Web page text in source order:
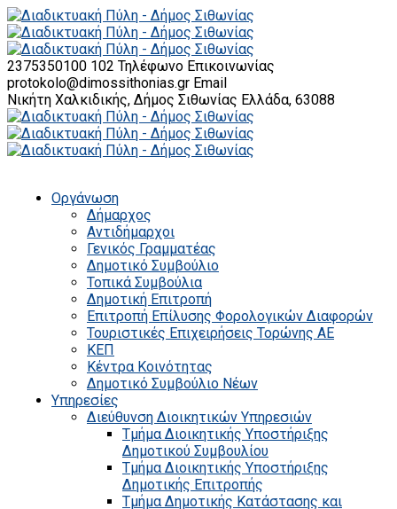
2375350100 102 Τηλέφωνο Επικοινωνίας
protokolo@dimossithonias.gr Email
Νικήτη Χαλκιδικής, Δήμος Σιθωνίας Ελλάδα, 63088
Οργάνωση
Δήμαρχος
Αντιδήμαρχοι
Γενικός Γραμματέας
Δημοτικό Συμβούλιο
Τοπικά Συμβούλια
Δημοτική Επιτροπή
Επιτροπή Επίλυσης Φορολογικών Διαφορών
Τουριστικές Επιχειρήσεις Τορώνης ΑΕ
ΚΕΠ
Κέντρα Κοινότητας
Δημοτικό Συμβούλιο Νέων
Υπηρεσίες
Διεύθυνση Διοικητικών Υπηρεσιών
Τμήμα Διοικητικής Υποστήριξης
Δημοτικού Συμβουλίου
Τμήμα Διοικητικής Υποστήριξης
Δημοτικής Επιτροπής
Τμήμα Δημοτικής Κατάστασης και